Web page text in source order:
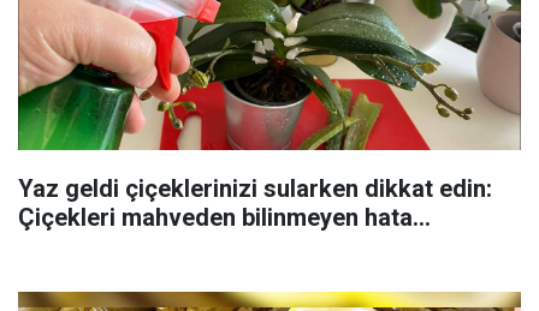
Yaz geldi çiçeklerinizi sularken dikkat edin:
Çiçekleri mahveden bilinmeyen hata...